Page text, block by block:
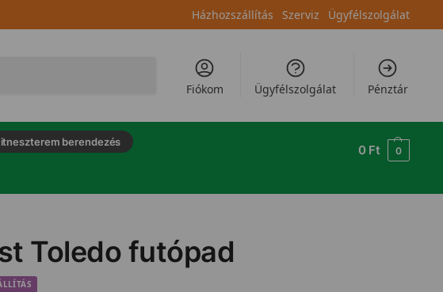
Házhozszállítás Szerviz Ügyfélszolgálat
Fiókom Ügyfélszolgálat Pénztár
berendezés
0 Ft 0
Toledo futópad